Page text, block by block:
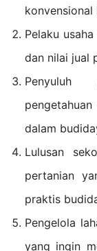
Pelaku
dan nilai jual
Penyuluh
dalam
Lulusan
pertanian
praktis
Pengelola
yang ingin